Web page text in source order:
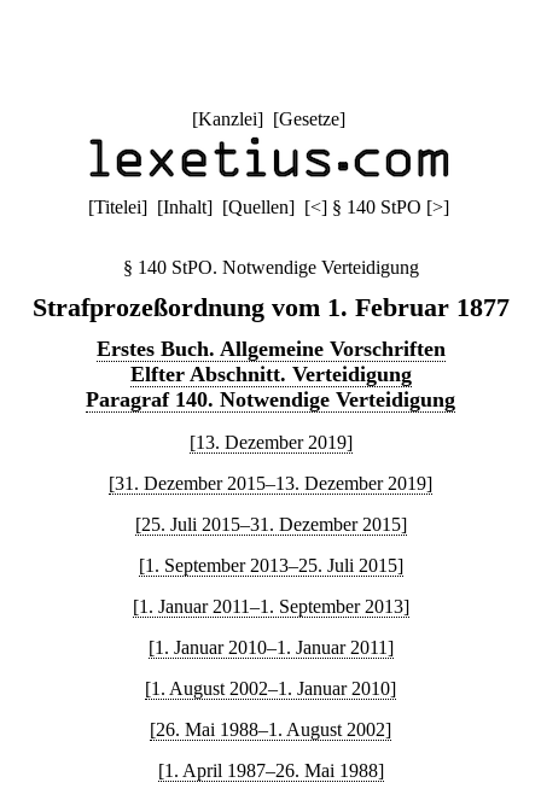
[Kanzlei] [Gesetze]
[Titelei] [Inhalt] [Quellen] [<] § 140 StPO [>]
§ 140 StPO. Notwendige Verteidigung
Strafprozeßordnung vom 1. Februar 1877
Erstes Buch. Allgemeine Vorschriften
Elfter Abschnitt. Verteidigung
Paragraf 140. Notwendige Verteidigung
[13. Dezember 2019]
[31. Dezember 2015–13. Dezember 2019]
[25. Juli 2015–31. Dezember 2015]
[1. September 2013–25. Juli 2015]
[1. Januar 2011–1. September 2013]
[1. Januar 2010–1. Januar 2011]
[1. August 2002–1. Januar 2010]
[26. Mai 1988–1. August 2002]
[1. April 1987–26. Mai 1988]